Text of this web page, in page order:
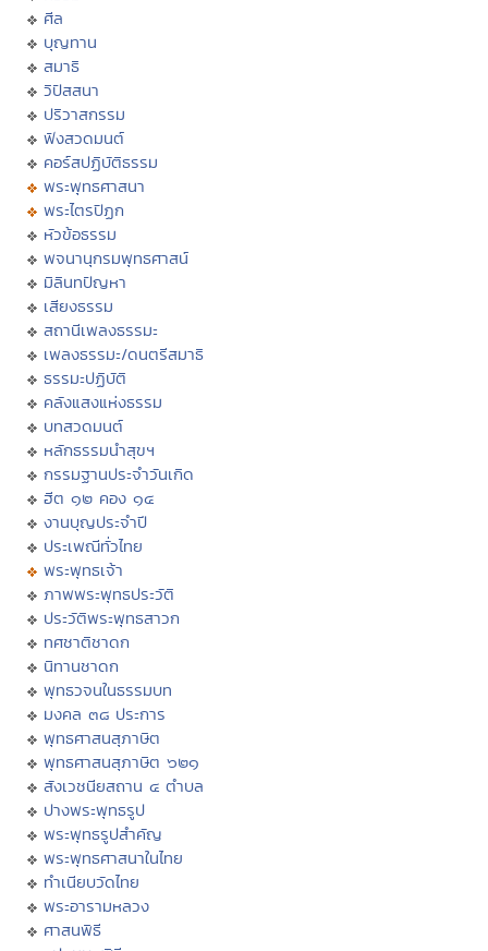
ศีล
บุญทาน
สมาธิ
วิปัสสนา
ปริวาสกรรม
ฟังสวดมนต์
คอร์สปฏิบัติธรรม
พระพุทธศาสนา
พระไตรปิฏก
หัวข้อธรรม
พจนานุกรมพุทธศาสน์
มิลินทปัญหา
เสียงธรรม
สถานีเพลงธรรมะ
เพลงธรรมะ/ดนตรีสมาธิ
ธรรมะปฏิบัติ
คลังแสงแห่งธรรม
บทสวดมนต์
หลักธรรมนำสุขฯ
กรรมฐานประจำวันเกิด
ฮีต ๑๒ คอง ๑๔
งานบุญประจำปี
ประเพณีทั่วไทย
พระพุทธเจ้า
ภาพพระพุทธประวัติ
ประวัติพระพุทธสาวก
ทศชาติชาดก
นิทานชาดก
พุทธวจนในธรรมบท
มงคล ๓๘ ประการ
พุทธศาสนสุภาษิต
พุทธศาสนสุภาษิต ๖๒๑
สังเวชนียสถาน ๔ ตำบล
ปางพระพุทธรูป
พระพุทธรูปสำคัญ
พระพุทธศาสนาในไทย
ทำเนียบวัดไทย
พระอารามหลวง
ศาสนพิธี